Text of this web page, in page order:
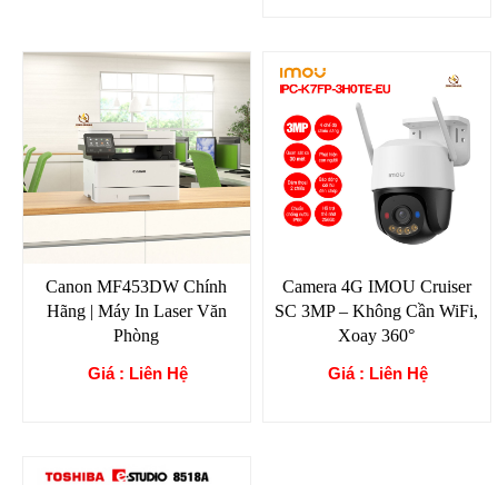
Canon MF453DW Chính
Hãng | Máy In Laser Văn
Phòng
Giá : Liên Hệ
Camera 4G IMOU Cruiser
SC 3MP – Không Cần WiFi,
Xoay 360°
Giá : Liên Hệ